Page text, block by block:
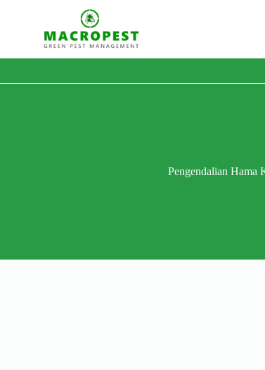
Pengendalian Hama